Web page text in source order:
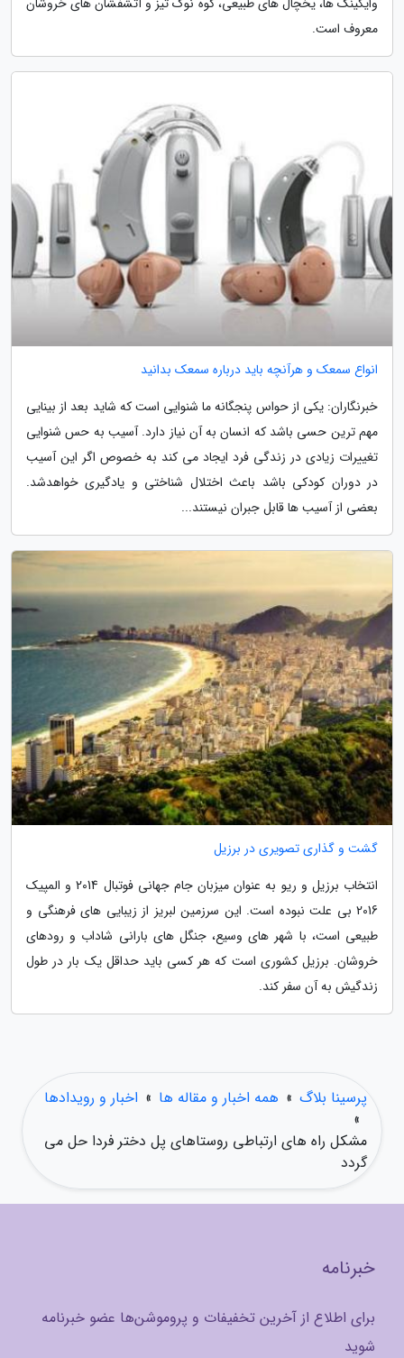
معروف است.
انواع سمعک و هرآنچه باید درباره سمعک بدانید
خبرنگاران: یکی از حواس پنجگانه ما شنوایی است که شاید بعد از بینایی
مهم ترین حسی باشد که انسان به آن نیاز دارد. آسیب به حس شنوایی
تغییرات زیادی در زندگی فرد ایجاد می کند به خصوص اگر این آسیب
در دوران کودکی باشد باعث اختلال شناختی و یادگیری خواهدشد.
بعضی از آسیب ها قابل جبران نیستند...
گشت و گذاری تصویری در برزیل
انتخاب برزیل و ریو به عنوان میزبان جام جهانی فوتبال 2014 و المپیک
2016 بی علت نبوده است. این سرزمین لبریز از زیبایی های فرهنگی و
طبیعی است، با شهر های وسیع، جنگل های بارانی شاداب و رودهای
خروشان. برزیل کشوری است که هر کسی باید حداقل یک بار در طول
زندگیش به آن سفر کند.
پرسینا بلاگ » همه اخبار و مقاله ها » اخبار و رویدادها
»
مشکل راه های ارتباطی روستاهای پل دختر فردا حل می
گردد
خبرنامه
برای اطلاع از آخرین تخفیفات و پروموشن‌ها عضو خبرنامه
شوید